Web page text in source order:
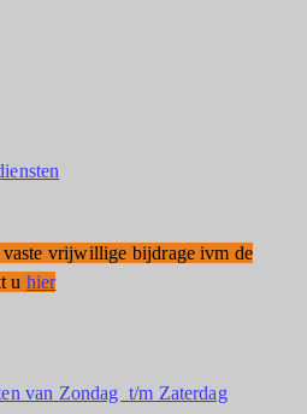
vrijwillige bijdrage ivm de
u hier
van Zondag t/m Zaterdag